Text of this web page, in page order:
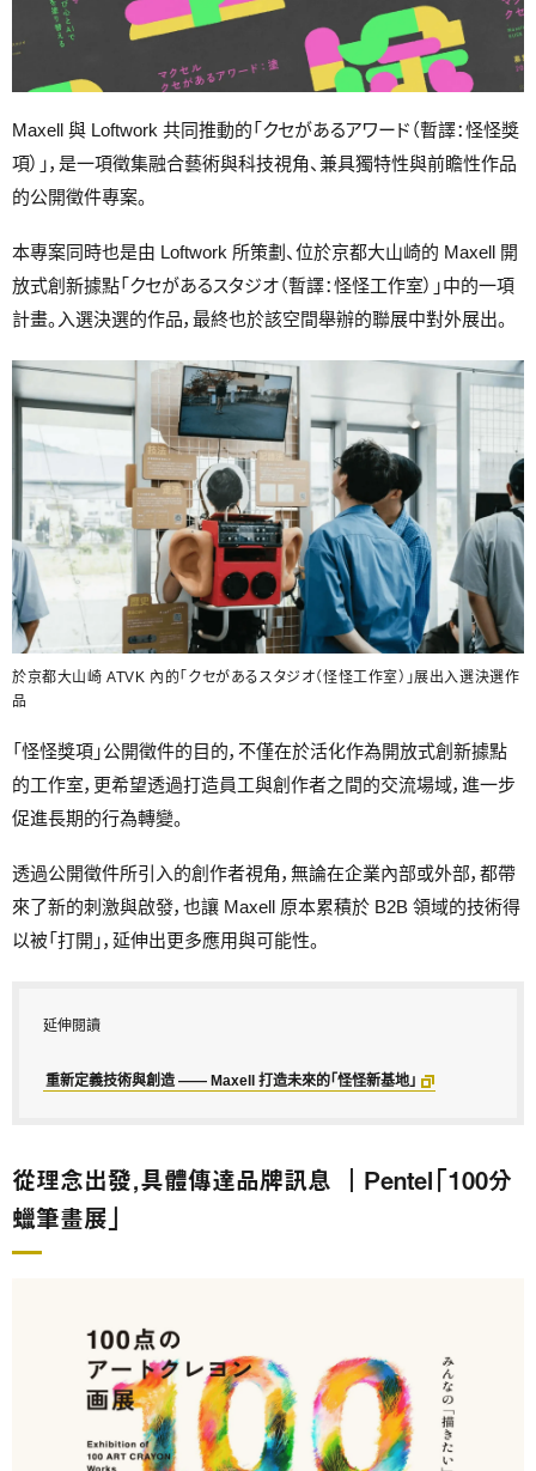
Maxell 與 Loftwork 共同推動的「クセがあるアワード（暫譯：怪怪獎
項）」，是一項徵集融合藝術與科技視角、兼具獨特性與前瞻性作品
的公開徵件專案。
本專案同時也是由 Loftwork 所策劃、位於京都大山崎的 Maxell 開
放式創新據點「クセがあるスタジオ（暫譯：怪怪工作室）」中的一項
計畫。入選決選的作品，最終也於該空間舉辦的聯展中對外展出。
於京都大山崎 ATVK 內的「クセがあるスタジオ（怪怪工作室）」展出入選決選作
品
「怪怪獎項」公開徵件的目的，不僅在於活化作為開放式創新據點
的工作室，更希望透過打造員工與創作者之間的交流場域，進一步
促進長期的行為轉變。
透過公開徵件所引入的創作者視角，無論在企業內部或外部，都帶
來了新的刺激與啟發，也讓 Maxell 原本累積於 B2B 領域的技術得
以被「打開」，延伸出更多應用與可能性。
延伸閱讀
重新定義技術與創造 —— Maxell 打造未來的「怪怪新基地」
從理念出發，具體傳達品牌訊息 ｜Pentel「100分
蠟筆畫展」